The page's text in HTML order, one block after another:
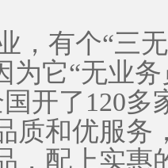
有个“三
为它“无业
开了120多
质和优服务
，配上实惠